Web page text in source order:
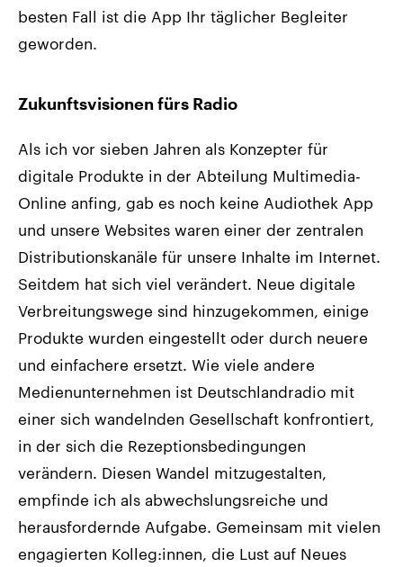
besten Fall ist die App Ihr täglicher Begleiter
geworden.
Zukunftsvisionen fürs Radio
Als ich vor sieben Jahren als Konzepter für
digitale Produkte in der Abteilung Multimedia-
Online anfing, gab es noch keine Audiothek App
und unsere Websites waren einer der zentralen
Distributionskanäle für unsere Inhalte im Internet.
Seitdem hat sich viel verändert. Neue digitale
Verbreitungswege sind hinzugekommen, einige
Produkte wurden eingestellt oder durch neuere
und einfachere ersetzt. Wie viele andere
Medienunternehmen ist Deutschlandradio mit
einer sich wandelnden Gesellschaft konfrontiert,
in der sich die Rezeptionsbedingungen
verändern. Diesen Wandel mitzugestalten,
empfinde ich als abwechslungsreiche und
herausfordernde Aufgabe. Gemeinsam mit vielen
engagierten Kolleg:innen, die Lust auf Neues